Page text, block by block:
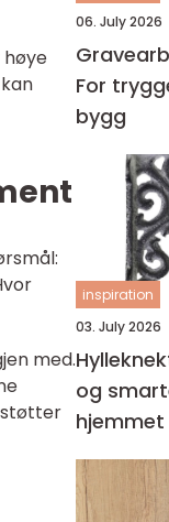
med.
06. July 2026
For
bygg
inspiration
03. July 2026
Hylleknekt funksjon,
og
hjemmet